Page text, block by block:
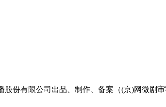
有限公司出品、制作、备案（(京)网微剧审